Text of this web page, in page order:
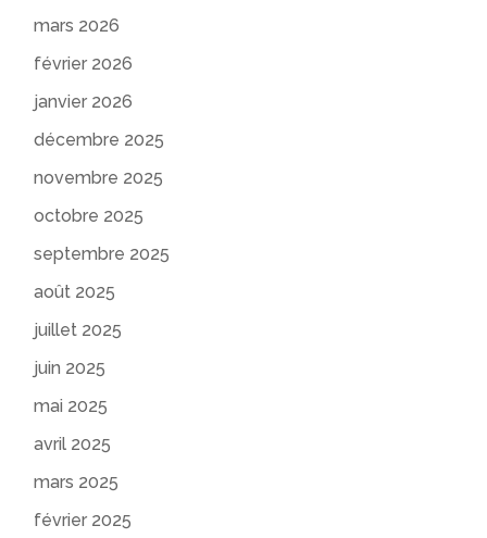
mars 2026
février 2026
janvier 2026
décembre 2025
novembre 2025
octobre 2025
septembre 2025
août 2025
juillet 2025
juin 2025
mai 2025
avril 2025
mars 2025
février 2025